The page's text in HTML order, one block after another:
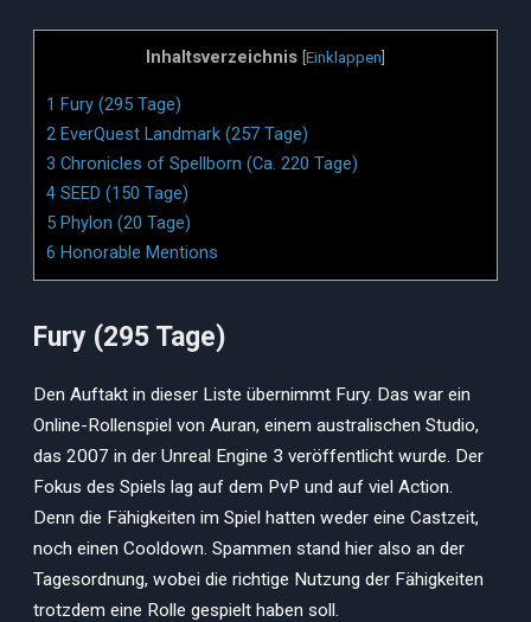
Inhaltsverzeichnis Einklappen
1 Fury (295 Tage)
2 EverQuest Landmark (257 Tage)
3 Chronicles of Spellborn (Ca. 220 Tage)
4 SEED (150 Tage)
5 Phylon (20 Tage)
6 Honorable Mentions
Fury (295 Tage)
Den Auftakt in dieser Liste übernimmt Fury. Das war ein
Online-Rollenspiel von Auran, einem australischen Studio,
das 2007 in der Unreal Engine 3 veröffentlicht wurde. Der
Fokus des Spiels lag auf dem PvP und auf viel Action.
Denn die Fähigkeiten im Spiel hatten weder eine Castzeit,
noch einen Cooldown. Spammen stand hier also an der
Tagesordnung, wobei die richtige Nutzung der Fähigkeiten
trotzdem eine Rolle gespielt haben soll.